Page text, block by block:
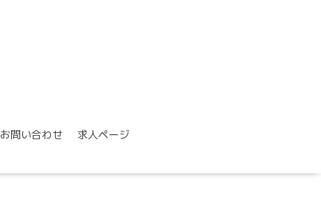
お問い合わせ
求人ページ